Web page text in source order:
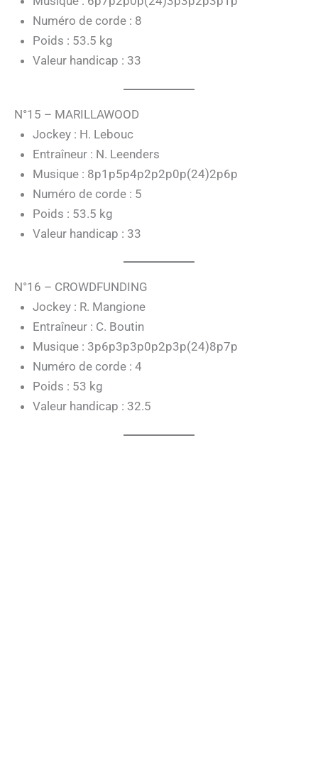
Numéro de corde : 8
Poids : 53.5 kg
Valeur handicap : 33
N°15 – MARILLAWOOD
Jockey : H. Lebouc
Entraîneur : N. Leenders
Musique : 8p1p5p4p2p2p0p(24)2p6p
Numéro de corde : 5
Poids : 53.5 kg
Valeur handicap : 33
N°16 – CROWDFUNDING
Jockey : R. Mangione
Entraîneur : C. Boutin
Musique : 3p6p3p3p0p2p3p(24)8p7p
Numéro de corde : 4
Poids : 53 kg
Valeur handicap : 32.5